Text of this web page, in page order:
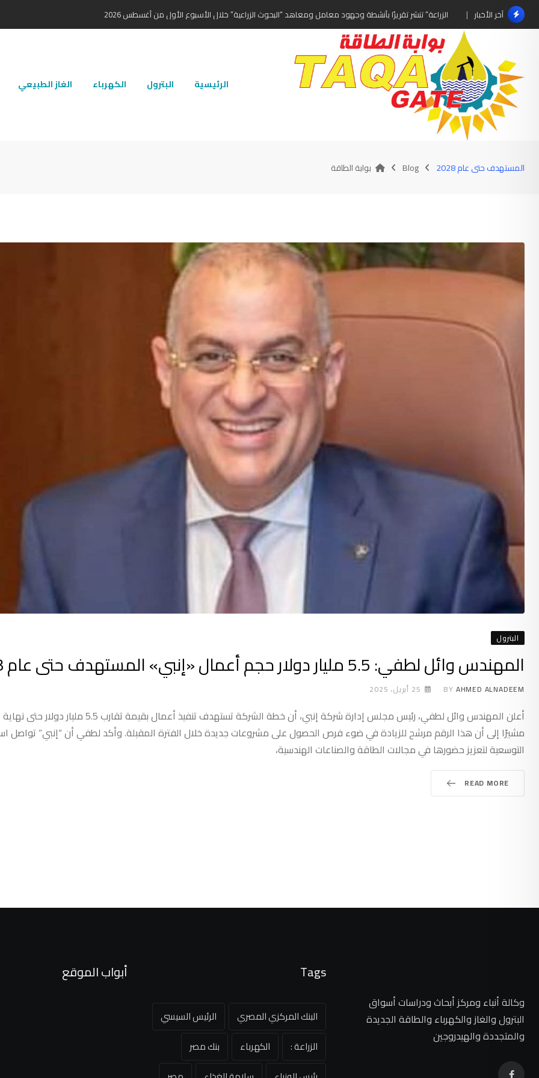
Skip
to
آخر الأخبار الزراعة” تنشر تقريرًا بأنشطة وجهود معامل ومعاهد “البحوث الزراعية” خلال الأسبوع الأول من أغسطس 2026
الرئيسية البترول الكهرباء الغاز الطبيعي
المستهدف حتى عام 2028 Blog بوابة الطاقة
البترول
المهندس وائل لطفي: 5.5 مليار دولار حجم أعمال «إنبي» المستهدف حتى عام 2028
BY AHMED ALNADEEM 25 أبريل، 2025
مشيرًا إلى أن هذا الرقم مرشح للزيادة في ضوء فرص الحصول على مشروعات جديدة خلال الفترة المقبلة. وأكد لطفي أن “إنبي” تواصل
التوسعية لتعزيز حضورها في مجالات الطاقة والصناعات الهندسية،
READ MORE
وكالة أنباء ومركز أبحاث ودراسات أسواق
البترول والغاز والكهرباء والطاقة الجديدة
والمتجددة والهيدروجين
Tags
البنك المركزي المصري
الرئيس السيسي
الزراعة :
الكهرباء
بنك مصر
أبواب الموقع